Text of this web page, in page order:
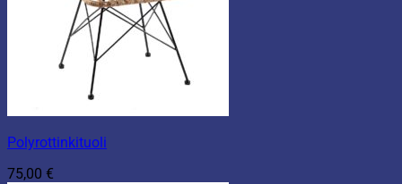
Polyrottinkituoli
75,00 €